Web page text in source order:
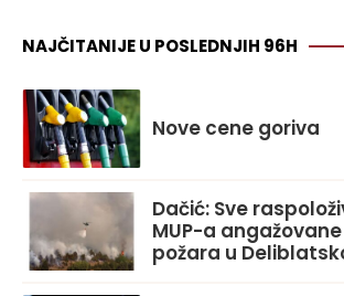
NAJČITANIJE U POSLEDNJIH 96H
Nove cene goriva
Dačić: Sve
MUP-a
požara u